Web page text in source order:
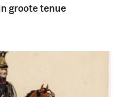
groote tenue